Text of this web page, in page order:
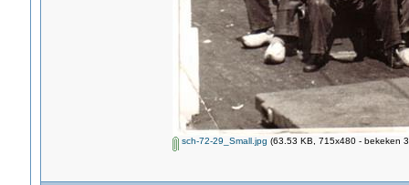
sch-72-29_Small.jpg (63.53 KB, 715x480 - bekeken